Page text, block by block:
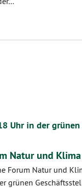
Uhr in der
Natur und Klima
Forum Natur und
grünen